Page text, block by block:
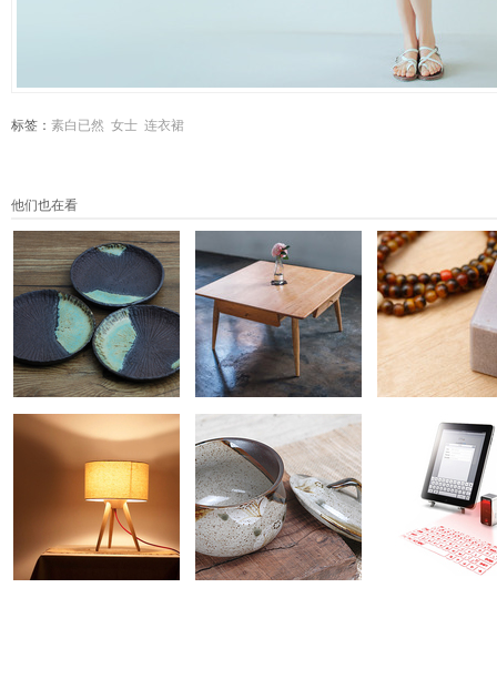
标签： 素白已然 女士 连衣裙
他们也在看